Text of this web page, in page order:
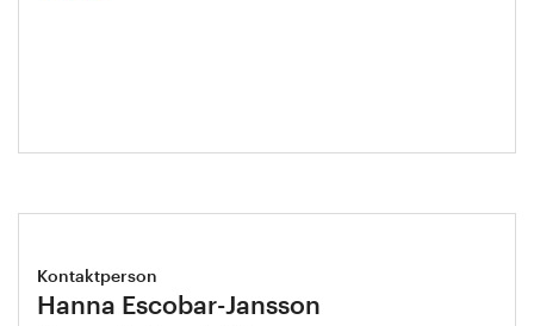
Kontaktperson
Hanna Escobar-Jansson